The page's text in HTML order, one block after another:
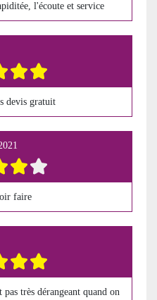
l'écoute et service
devis gratuit
faire
très dérangeant quand on